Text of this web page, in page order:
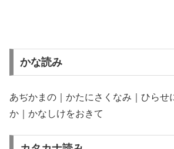
かな読み
あぢかまの｜かたにさくなみ｜ひらせ
か｜かなしけをおきて